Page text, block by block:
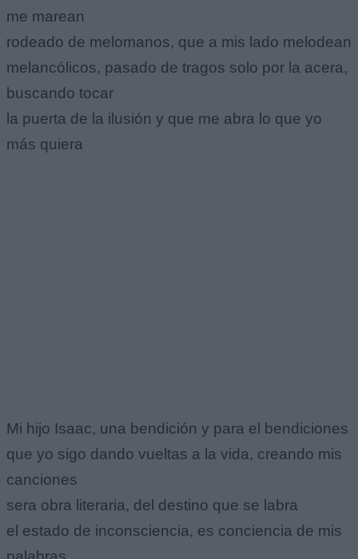
me marean
rodeado de melomanos, que a mis lado melodean
melancólicos, pasado de tragos solo por la acera,
buscando tocar
la puerta de la ilusión y que me abra lo que yo
más quiera
Mi hijo Isaac, una bendición y para el bendiciones
que yo sigo dando vueltas a la vida, creando mis
canciones
sera obra literaria, del destino que se labra
el estado de inconsciencia, es conciencia de mis